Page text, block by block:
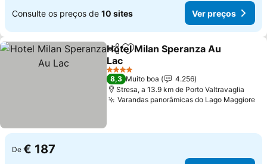
Consulte os preços de 10 sites Ver preços
PartilharAdicionar aos favoritos
Hotel Milan Speranza Au
Lac
4 Estrelas
8,3 Muito boa
4.256
Stresa, a 13.9 km de Porto Valtravaglia
Varandas panorâmicas do Lago Maggiore
De € 187